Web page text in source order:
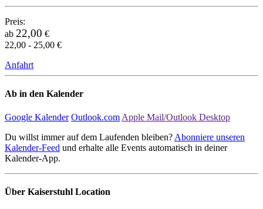
Preis:
ab 22,00 €
22,00 - 25,00 €
Anfahrt
Ab in den Kalender
Google Kalender Outlook.com Apple Mail/Outlook Desktop
Du willst immer auf dem Laufenden bleiben? Abonniere unseren
Kalender-Feed und erhalte alle Events automatisch in deiner
Kalender-App.
Über Kaiserstuhl Location